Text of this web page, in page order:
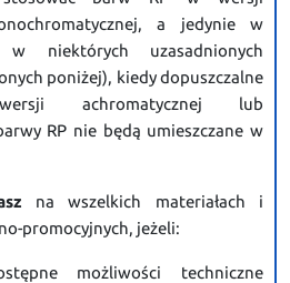
a jedynie w
niektórych uzasadnionych
poniżej), kiedy dopuszczalne
achromatycznej lub
RP nie będą umieszczane w
na wszelkich materiałach i
promocyjnych, jeżeli:
możliwości techniczne